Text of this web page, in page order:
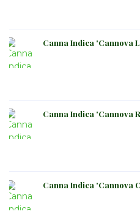
Canna Indica 'Cannova
Canna Indica 'Cannova
Canna Indica 'Cannova